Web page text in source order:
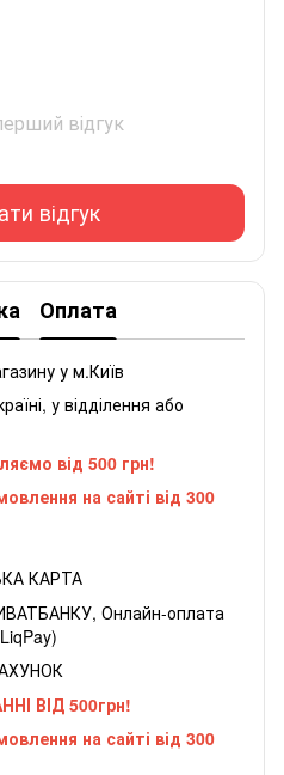
відгук
відгук
Оплата
у м.Київ
у відділення або
від 500 грн!
на сайті від 300
КАРТА
Онлайн-оплата
ВІД 500грн!
на сайті від 300